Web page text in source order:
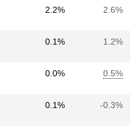
2.2% 2.6%
0.1% 1.2%
0.0% 0.5%
0.1% -0.3%